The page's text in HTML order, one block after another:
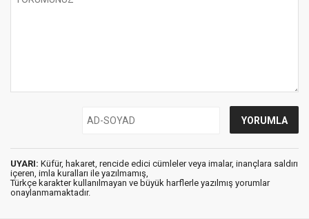
UYARI: Küfür, hakaret, rencide edici cümleler veya imalar, inançlara saldırı
içeren, imla kuralları ile yazılmamış,
Türkçe karakter kullanılmayan ve büyük harflerle yazılmış yorumlar
onaylanmamaktadır.